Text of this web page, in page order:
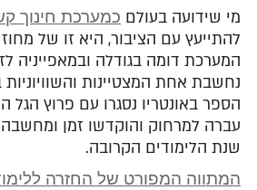
מי שידועה בעולם כמערכת חינוך
להתייעץ עם הציבור, היא זו של מחוז
המערכת דומה בגודלה ובמאפייניה
נחשבת אחת המצטיינות
הספר באונטריו נסגרו עם פרוץ הגל
עברה למרחוק והוקדשו זמן
שנת הלימודים הקרובה.
המתווה המפורט של החזרה